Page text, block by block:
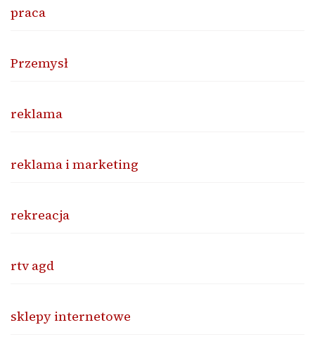
praca
Przemysł
reklama
reklama i marketing
rekreacja
rtv agd
sklepy internetowe